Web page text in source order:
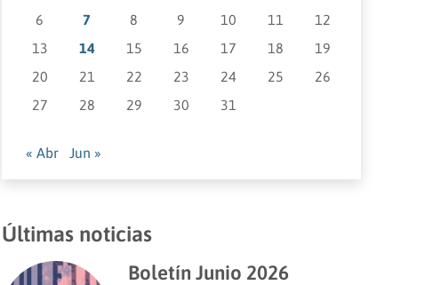
6
7 8 9 10 11
12
13
14 15 16 17 18
19
20
21 22 23 24 25
26
27
28 29 30 31
« Abr Jun »
Últimas noticias
Boletín Junio 2026